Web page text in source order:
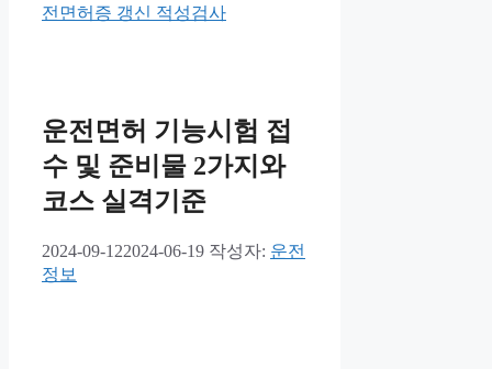
전면허증 갱신 적성검사
운전면허 기능시험 접
수 및 준비물 2가지와
코스 실격기준
2024-09-122024-06-19 작성자: 운전
정보